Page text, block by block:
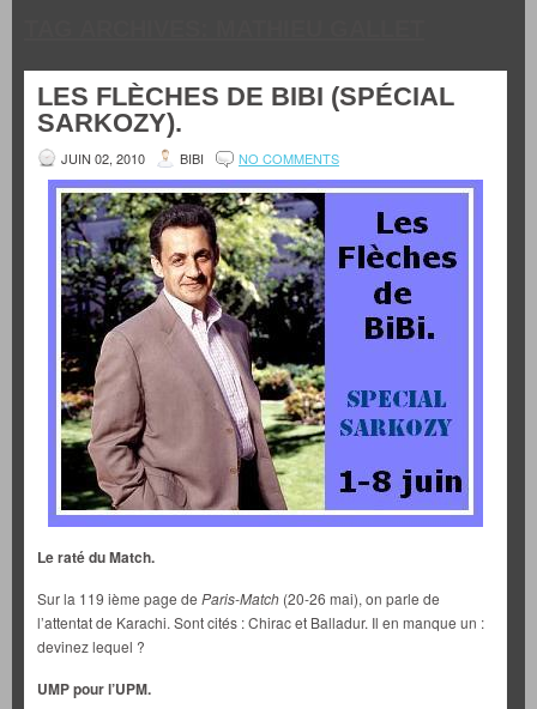
LES FLÈCHES DE BIBI (SPÉCIAL
SARKOZY).
JUIN 02, 2010 BIBI NO COMMENTS
Le raté du Match.
Sur la 119 ième page de Paris-Match (20-26 mai), on parle de
l’attentat de Karachi. Sont cités : Chirac et Balladur. Il en manque un :
devinez lequel ?
UMP pour l’UPM.